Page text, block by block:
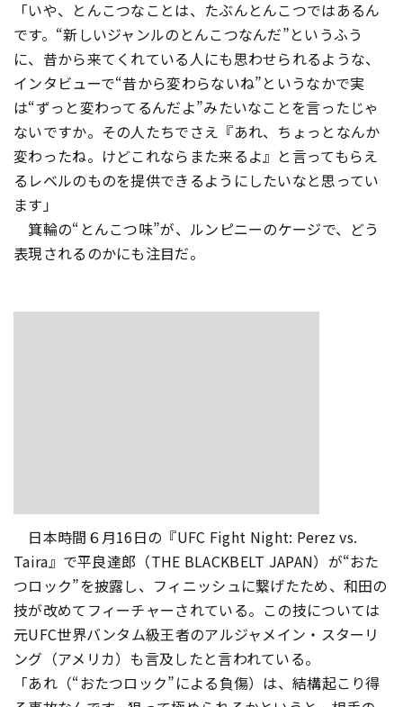
「いや、とんこつなことは、たぶんとんこつではあるん
です。“新しいジャンルのとんこつなんだ”というふう
に、昔から来てくれている人にも思わせられるような、
インタビューで“昔から変わらないね”というなかで実
は“ずっと変わってるんだよ”みたいなことを言ったじゃ
ないですか。その人たちでさえ『あれ、ちょっとなんか
変わったね。けどこれならまた来るよ』と言ってもらえ
るレベルのものを提供できるようにしたいなと思ってい
ます」
箕輪の“とんこつ味”が、ルンピニーのケージで、どう
表現されるのかにも注目だ。
日本時間６月16日の『UFC Fight Night: Perez vs.
Taira』で平良達郎（THE BLACKBELT JAPAN）が“おた
つロック”を披露し、フィニッシュに繋げたため、和田の
技が改めてフィーチャーされている。この技については
元UFC世界バンタム級王者のアルジャメイン・スターリ
ング（アメリカ）も言及したと言われている。
「あれ（“おたつロック”による負傷）は、結構起こり得